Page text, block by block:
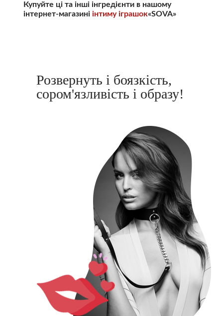
Купуйте ці та інші інгредієнти в нашому
інтернет-магазині інтиму іграшок«SOVA»
Розвернуть і боязкість,
сором'язливість і образу!